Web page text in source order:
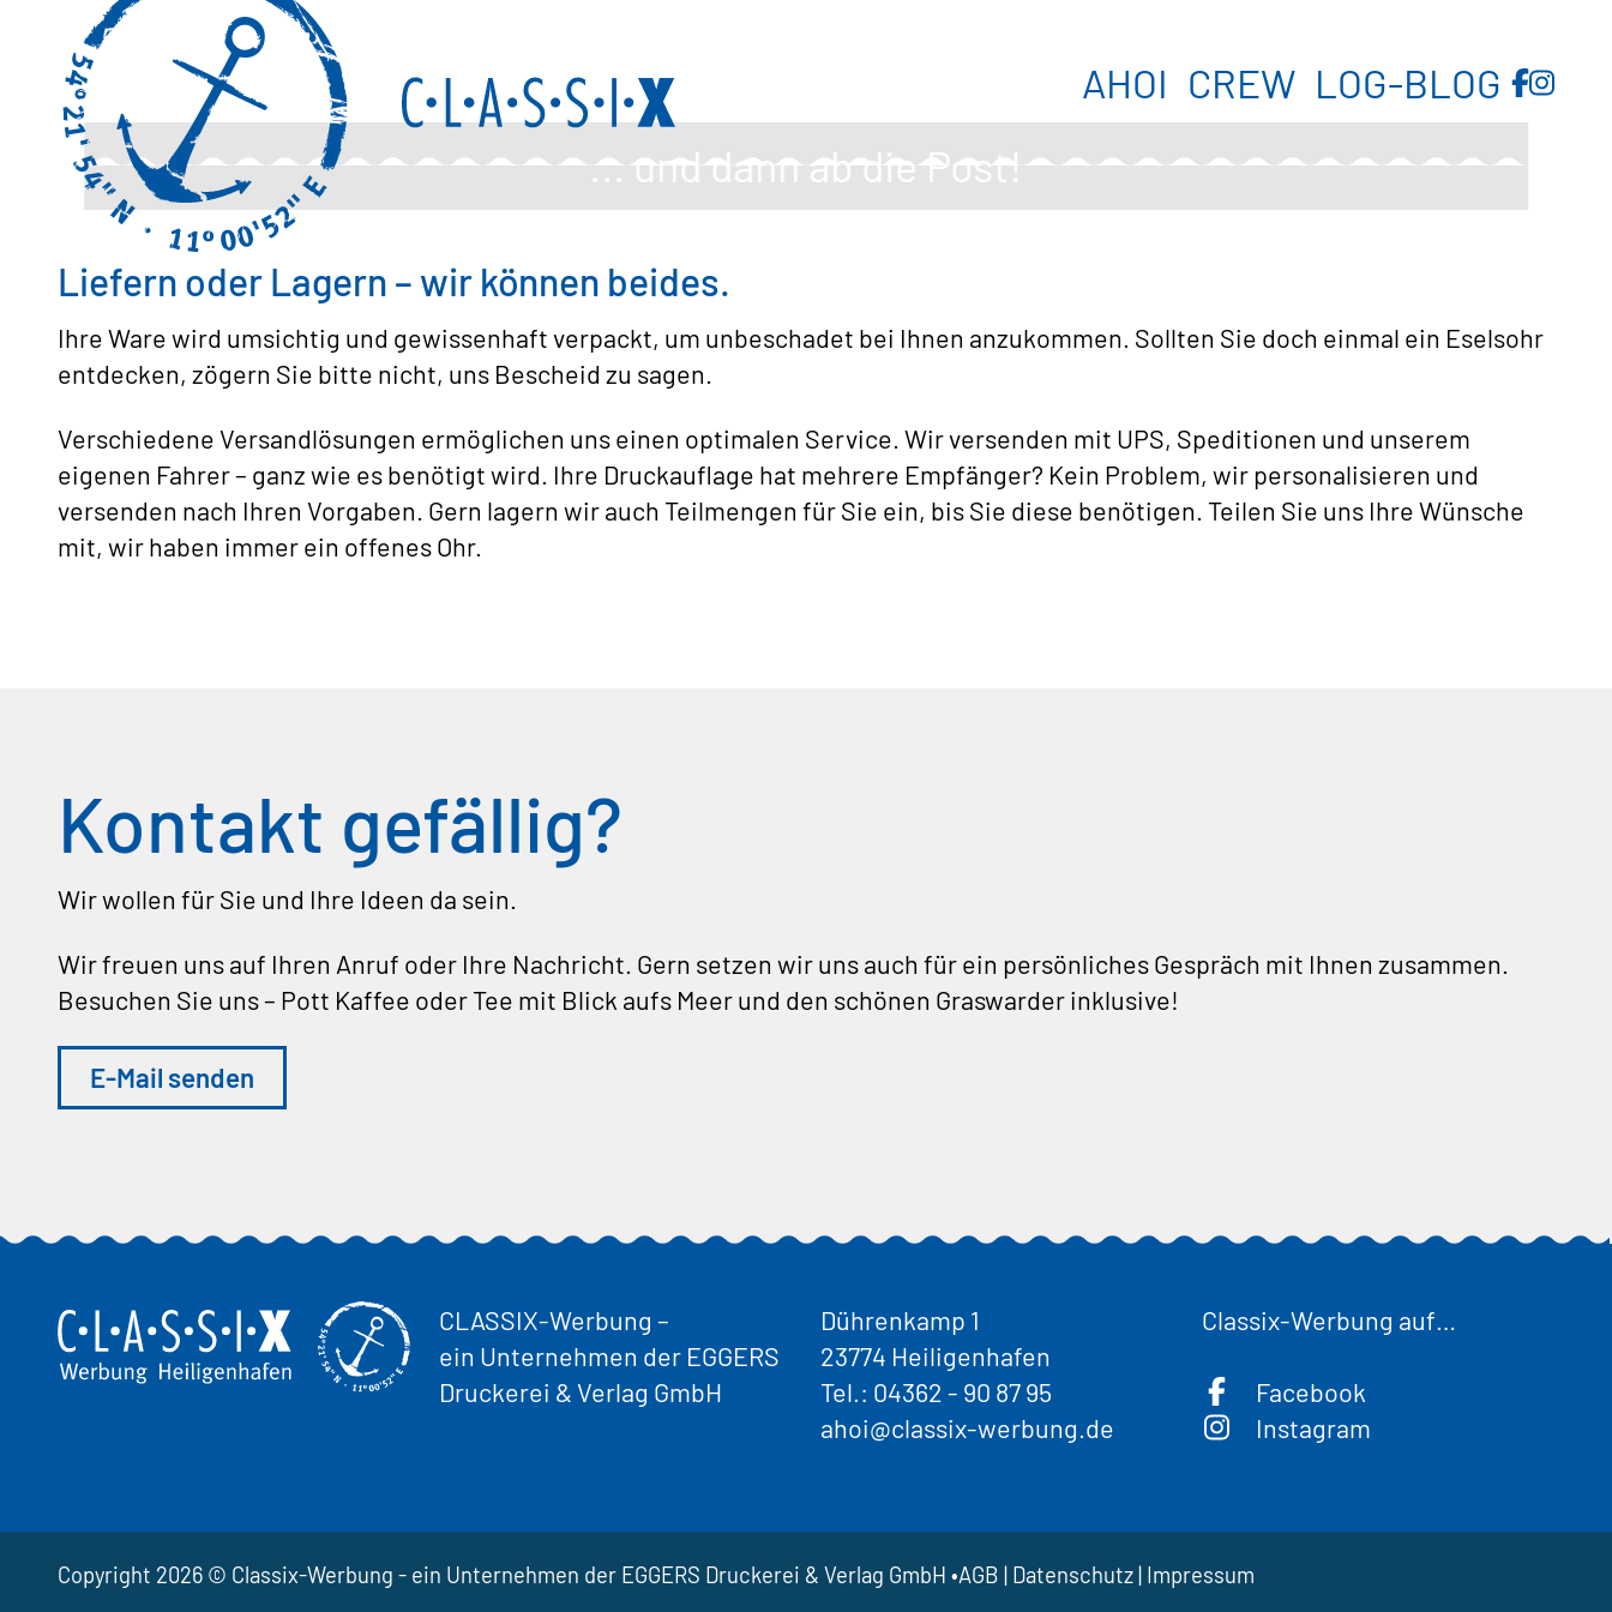
Navigation überspringen
AHOI CREW LOG-BLOG
... und dann ab die Post!
Liefern oder Lagern – wir können beides.
Ihre Ware wird umsichtig und gewissenhaft verpackt, um unbeschadet bei Ihnen anzukommen. Sollten Sie doch einmal ein Eselsohr
entdecken, zögern Sie bitte nicht, uns Bescheid zu sagen.
Verschiedene Versandlösungen ermöglichen uns einen optimalen Service. Wir versenden mit UPS, Speditionen und unserem
eigenen Fahrer – ganz wie es benötigt wird. Ihre Druckauflage hat mehrere Empfänger? Kein Problem, wir personalisieren und
versenden nach Ihren Vorgaben. Gern lagern wir auch Teilmengen für Sie ein, bis Sie diese benötigen. Teilen Sie uns Ihre Wünsche
mit, wir haben immer ein offenes Ohr.
Kontakt gefällig?
Wir wollen für Sie und Ihre Ideen da sein.
Wir freuen uns auf Ihren Anruf oder Ihre Nachricht. Gern setzen wir uns auch für ein persönliches Gespräch mit Ihnen zusammen.
Besuchen Sie uns – Pott Kaffee oder Tee mit Blick aufs Meer und den schönen Graswarder inklusive!
E-Mail senden
CLASSIX-Werbung –
ein Unternehmen der EGGERS
Druckerei & Verlag GmbH
Dührenkamp 1
23774 Heiligenhafen
Tel.: 04362 - 90 87 95
ahoi@classix-werbung.de
Classix-Werbung auf…
Facebook
Instagram
Copyright 2026 © Classix-Werbung - ein Unternehmen der EGGERS Druckerei & Verlag GmbH •AGB | Datenschutz | Impressum